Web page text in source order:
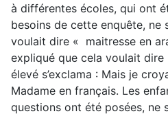
à différentes écoles, qui ont
besoins de cette enquête, ne
voulait dire « maitresse en
expliqué que cela voulait
élevé s’exclama : Mais je
Madame en français. Les
questions ont été posées, ne